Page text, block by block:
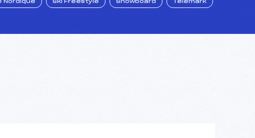
Nordique Ski Freestyle Snowboard Télémark